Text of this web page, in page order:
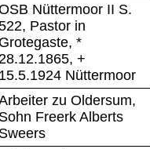
Nüttermoor II S.
Pastor in
Grotegaste, *
28.12.1865, +
15.5.1924 Nüttermoor
zu Oldersum,
Sohn Freerk Alberts
Sweers